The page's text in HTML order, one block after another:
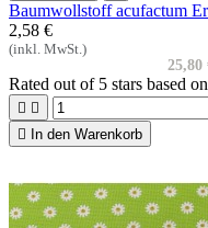
Baumwollstoff acufactum
2,58 €
(inkl. MwSt.)
25,80
Rated out of 5 stars based on
 

In den Warenkorb